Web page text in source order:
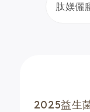
肽媄儷
2025益生